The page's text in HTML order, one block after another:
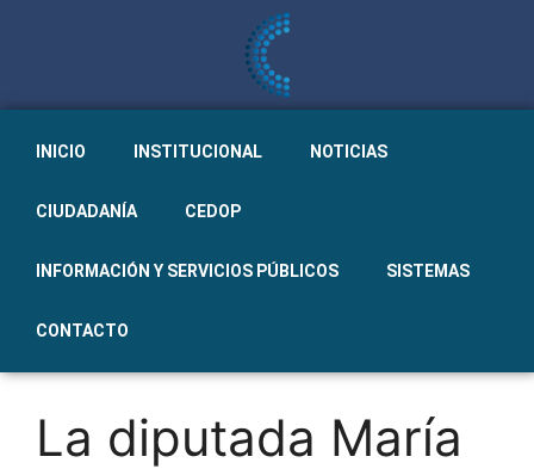
INICIO INSTITUCIONAL NOTICIAS
CIUDADANÍA CEDOP
INFORMACIÓN Y SERVICIOS PÚBLICOS SISTEMAS
CONTACTO
La diputada María